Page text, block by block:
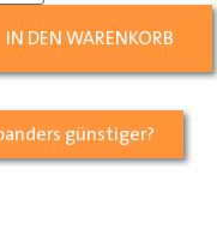
IN DEN WARENKORB
günstiger?